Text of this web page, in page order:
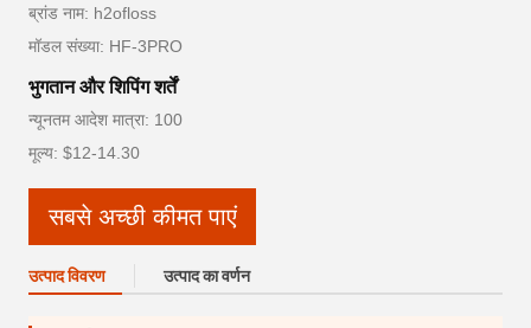
ब्रांड नाम: h2ofloss
मॉडल संख्या: HF-3PRO
भुगतान और शिपिंग शर्तें
न्यूनतम आदेश मात्रा: 100
मूल्य: $12-14.30
सबसे अच्छी कीमत पाएं
उत्पाद विवरण उत्पाद का वर्णन